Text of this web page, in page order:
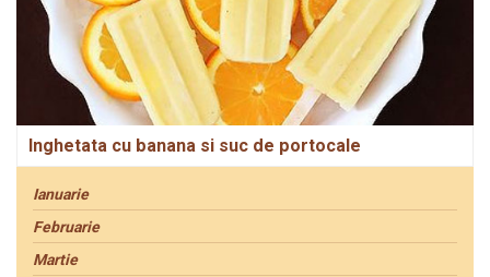
Inghetata cu banana si suc de portocale
Ianuarie
Februarie
Martie